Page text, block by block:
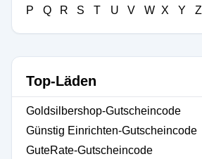
P
Q R S T U V W X Y Z
Top-Läden
Goldsilbershop-Gutscheincode
Günstig Einrichten-Gutscheincode
GuteRate-Gutscheincode